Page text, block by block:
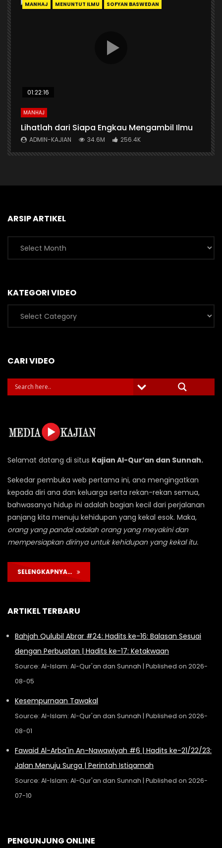
MANHAJ MENUNTUT ILMU SOFYAN BASWEDAN
01:22:16
MANHAJ
Lihatlah dari Siapa Engkau Mengambil Ilmu
ADMIN-KAJIAN 34.6M 256.4K
ARSIP ARTIKEL
Arsip
Artikel
KATEGORI VIDEO
Kategori
Video
CARI VIDEO
Selamat datang di situs Kajian Al-Qur’an dan Sunnah.
Sekedar pembuka web pertama ini, ana mengingatkan
kepada diri ana dan keluarga serta rekan-rekan semua,
bahwasanya hidup ini adalah bagian kecil dari perjalanan
panjang kita menuju kehidupan yang kekal esok. Maka,
orang yang pandai adalah orang yang meyakini dan
mempersiapkan dirinya untuk kehidupan yang kekal itu.
SELENGKAPNYA…
ARTIKEL TERBARU
Bahjah Qulubil Abrar #24: Hadits ke-16: Balasan Sesuai
dengan Perbuatan | Hadits ke-17: Ketakwaan
Source: Al-Islam: Al-Qur'an dan Sunnah Published on 2026-
08-05
Kesempurnaan Tawakal
Source: Al-Islam: Al-Qur'an dan Sunnah Published on 2026-
08-01
Fawaid Al-Arba'in An-Nawawiyah #6 | Hadits ke-21/22/23:
Jalan Menuju Surga | Perintah Istiqamah
Source: Al-Islam: Al-Qur'an dan Sunnah Published on 2026-
07-10
PENGUNJUNG ONLINE